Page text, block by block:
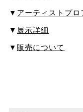
▼ アーティストプロ
▼ 展示詳細
▼ 販売について